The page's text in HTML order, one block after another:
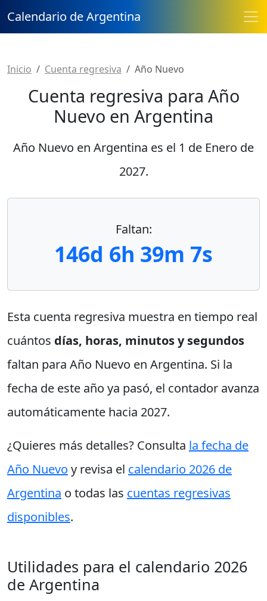
Calendario de Argentina
Inicio Cuenta regresiva Año Nuevo
Cuenta regresiva para Año
Nuevo en Argentina
Año Nuevo en Argentina es el 1 de Enero de
2027.
Faltan:
146d 6h 39m 7s
Esta cuenta regresiva muestra en tiempo real
cuántos días, horas, minutos y segundos
faltan para Año Nuevo en Argentina. Si la
fecha de este año ya pasó, el contador avanza
automáticamente hacia 2027.
¿Quieres más detalles? Consulta la fecha de
Año Nuevo y revisa el calendario 2026 de
Argentina o todas las cuentas regresivas
disponibles.
Utilidades para el calendario 2026
de Argentina